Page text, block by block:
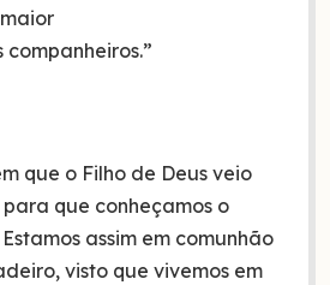
que o Filho de Deus veio
que conheçamos o
assim em comunhão
visto que vivemos em